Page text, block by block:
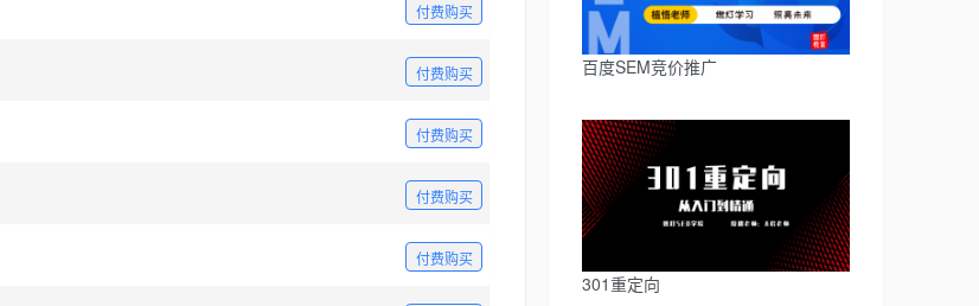
付费购买
付费购买
付费购买
付费购买
付费购买
百度SEM竞价推广
301重定向